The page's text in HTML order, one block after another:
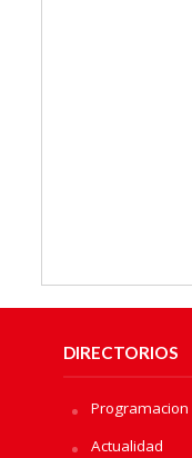
DIRECTORIOS
Programacion
Actualidad